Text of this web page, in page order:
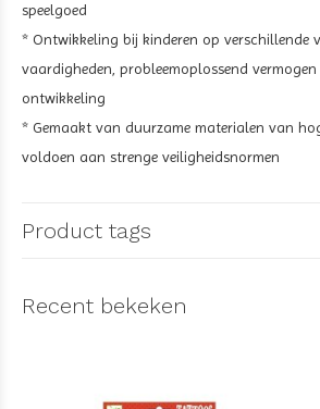
speelgoed
* Ontwikkeling bij kinderen op verschillende
vaardigheden, probleemoplossend
ontwikkeling
* Gemaakt van duurzame materialen van
voldoen aan strenge veiligheidsnormen
Product tags
Recent bekeken